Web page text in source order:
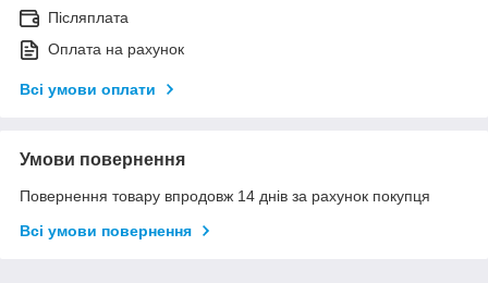
Післяплата
Оплата на рахунок
Всі умови оплати
Умови повернення
Повернення товару впродовж 14 днів за рахунок покупця
Всі умови повернення